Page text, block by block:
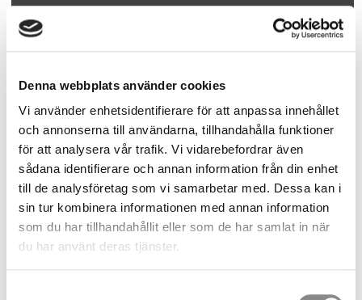
Denna webbplats använder cookies
Vi använder enhetsidentifierare för att anpassa innehållet
och annonserna till användarna, tillhandahålla funktioner
för att analysera vår trafik. Vi vidarebefordrar även
sådana identifierare och annan information från din enhet
till de analysföretag som vi samarbetar med. Dessa kan i
sin tur kombinera informationen med annan information
som du har tillhandahållit eller som de har samlat in när
du har använt deras tjänster.
Lagerstatus
Dokument
Installationsmanual
Visa alla produkter från Innotech
TEMP Mellanpassage